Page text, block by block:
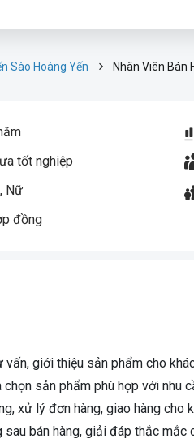
Sào Hoàng Yến Nhân Viên Bán
tốt nghiệp
Nữ
đồng
vấn, giới thiệu sản phẩm cho
sản phẩm phù hợp với nhu
xử lý đơn hàng, giao hàng cho
sau bán hàng, giải đáp thắc mắc